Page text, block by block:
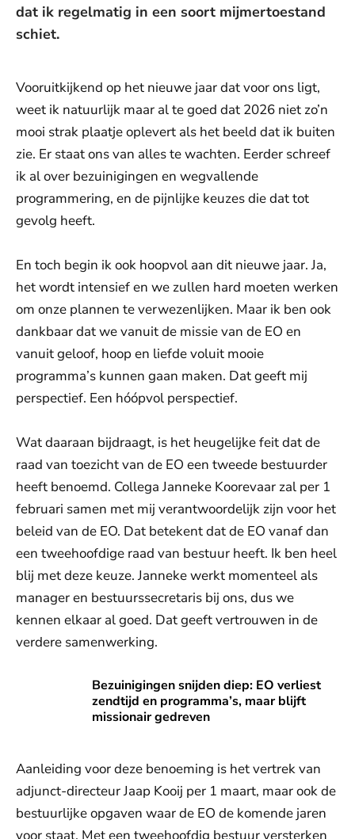
dat ik regelmatig in een soort mijmertoestand
schiet.
Vooruitkijkend op het nieuwe jaar dat voor ons ligt,
weet ik natuurlijk maar al te goed dat 2026 niet zo’n
mooi strak plaatje oplevert als het beeld dat ik buiten
zie. Er staat ons van alles te wachten. Eerder schreef
ik al over bezuinigingen en wegvallende
programmering, en de pijnlijke keuzes die dat tot
gevolg heeft.
En toch begin ik ook hoopvol aan dit nieuwe jaar. Ja,
het wordt intensief en we zullen hard moeten werken
om onze plannen te verwezenlijken. Maar ik ben ook
dankbaar dat we vanuit de missie van de EO en
vanuit geloof, hoop en liefde voluit mooie
programma’s kunnen gaan maken. Dat geeft mij
perspectief. Een hóópvol perspectief.
Wat daaraan bijdraagt, is het heugelijke feit dat de
raad van toezicht van de EO een tweede bestuurder
heeft benoemd. Collega Janneke Koorevaar zal per 1
februari samen met mij verantwoordelijk zijn voor het
beleid van de EO. Dat betekent dat de EO vanaf dan
een tweehoofdige raad van bestuur heeft. Ik ben heel
blij met deze keuze. Janneke werkt momenteel als
manager en bestuurssecretaris bij ons, dus we
kennen elkaar al goed. Dat geeft vertrouwen in de
verdere samenwerking.
Bezuinigingen snijden diep: EO verliest
zendtijd en programma’s, maar blijft
missionair gedreven
Bezuinigingen snijden diep: EO verliest zendtijd en
Aanleiding voor deze benoeming is het vertrek van
adjunct-directeur Jaap Kooij per 1 maart, maar ook de
bestuurlijke opgaven waar de EO de komende jaren